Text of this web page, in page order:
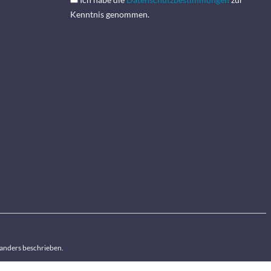
Kenntnis genommen.
beschrieben.